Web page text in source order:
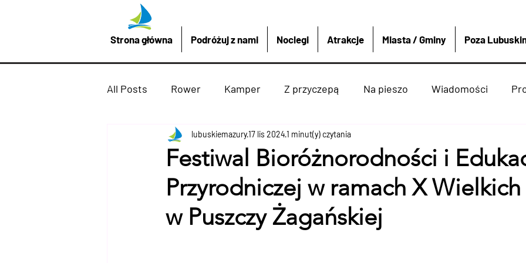
Strona główna Podróżuj z nami Noclegi Atrakcje Miasta / Gminy Poza
All Posts Rower Kamper Z przyczepą Na pieszo Wiadomości
Promocje z LubuskieMazury Strzelce krajeńskie
Imprezy atrakcje Drezdenko Dobiegniew Atrakcje Rzeki Jeziora
Podróżuj z nami żaglówką Miasta Gminy 4x4
Festiwal Bioróżnorodności i
Przyrodniczej w ramach X
w Puszczy Żagańskiej
lubuskiemazury17 lis 20241 minut(y) czytania